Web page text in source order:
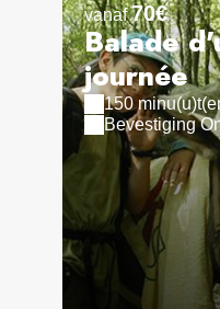
vanaf 70€
Balade
journée
150
Bevestiging